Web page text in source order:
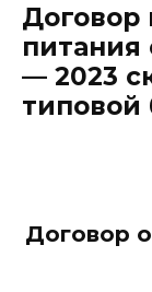
Договор
питания
— 2023
типовой
Договор